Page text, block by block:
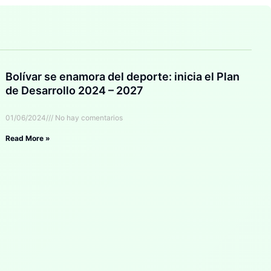
Bolívar se enamora del deporte: inicia el Plan
de Desarrollo 2024 – 2027
01/06/2024 No hay comentarios
Read More »